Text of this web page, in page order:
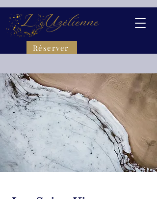
Réserver